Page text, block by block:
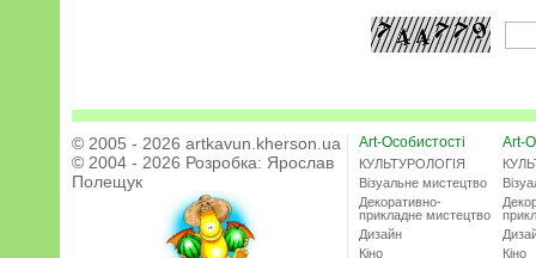
© 2005 - 2026 artkavun.kherson.ua
© 2004 - 2026 Розробка: Ярослав
Полещук
Art-Особистості
КУЛЬТУРОЛОГІЯ
Візуальне мистецтво
Декоративно-
прикладне мистецтво
Дизайн
Кіно
Art-
Кіно